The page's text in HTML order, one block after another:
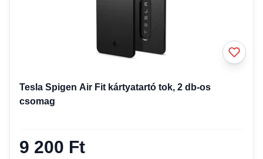
Tesla Spigen Air Fit kártyatartó tok, 2 db-os
csomag
9 200 Ft